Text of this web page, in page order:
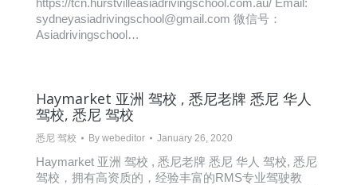
https://tcn.hurstvilleasiadrivingschool.com.au/ Email:
sydneyasiadrivingschool@gmail.com 微信号：
Asiadrivingschool…
Haymarket 亚洲 驾校 , 悉尼老牌 悉尼 华人
驾校, 悉尼 驾校
悉尼 驾校 By webeditor January 26, 2020
Haymarket 亚洲 驾校 , 悉尼老牌 悉尼 华人 驾校, 悉尼
驾校，拥有高资质的，经验丰富的RMS专业驾驶教